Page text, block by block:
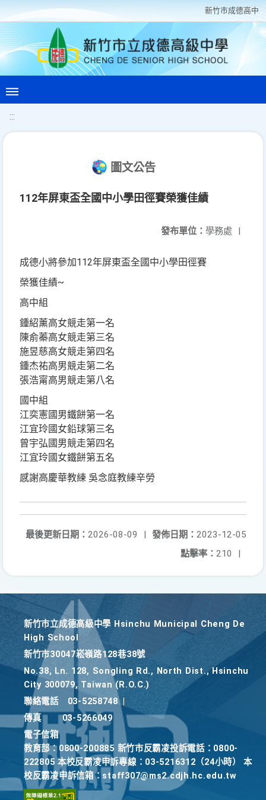
新竹巿成德高中
:::
圖文公告
112年屏東盃全國中小學田徑賽榮獲佳績
發布單位： 學務處 |
成德小將參加112年屏東盃全國中小學田徑賽
榮獲佳績~
高中組
鍾紹薰高女競走第一名
陳俞蓁高女競走第三名
施昱慈高女競走第四名
鍾杰祐高男競走第二名
張浩甯高男競走第八名
國中組
江奕憲國男鐵餅第一名
江宜玲國女鉛球第三名
曾宇弘國男競走第四名
江宜玲國女鐵餅第五名
感謝高慶華教練 吳念庭教練辛勞
發佈日期： 2023-12-05
最後更新日期： 2026-08-09
|
點擊率： 210 |
新竹巿立成德高級中學 Hsinchu Municipal Cheng De
High School
新竹巿30047崧嶺路128巷38號
No.38, Ln. 128, Songling Rd., North Dist., Hsinchu
City 300079, Taiwan (R.O.C.)
聯絡電話
03-5258748
傳真
03-5266049
電子信箱
教育部：0800-200885 新竹市反霸凌投訴電話：0800-
222805 本校反霸凌申訴專線：03-5216312（24小時） 本
校反霸凌申訴信箱：staff307@ms2.cdjh.hc.edu.tw